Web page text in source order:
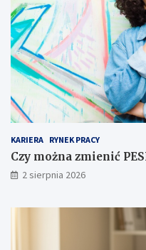
KARIERA RYNEK PRACY
Czy można zmienić
2 sierpnia 2026